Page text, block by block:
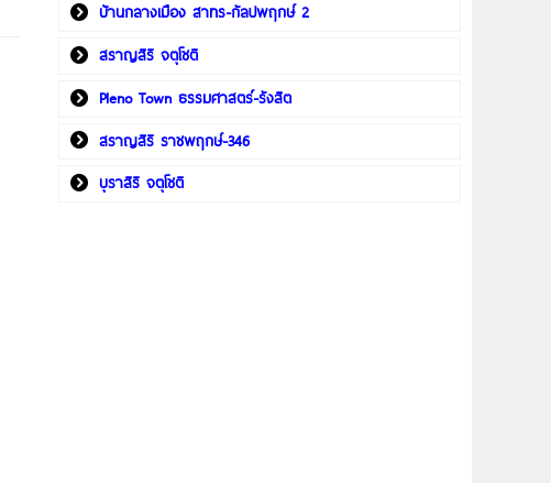
บ้านกลางเมือง สาทร-กัลปพฤกษ์ 2
สราญสิริ จตุโชติ
Pleno Town ธรรมศาสตร์-รังสิต
สราญสิริ ราชพฤกษ์-346
บุราสิริ จตุโชติ